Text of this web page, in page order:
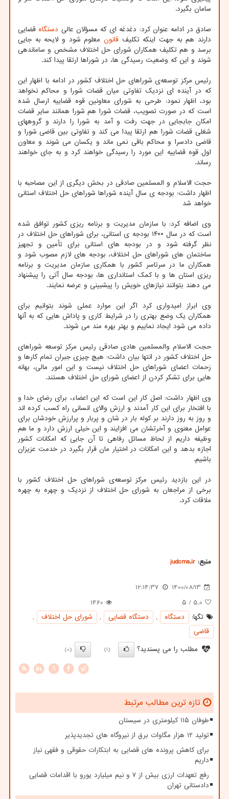
سامان بگیرد.
صادق در ادامه عنوان کرد: دغدغه ای که مسؤلان عالی دستگاه قضایی
دارند هم به جهت اینکه تکلیف قانون معلوم شود و لایحه به جایی
برسد و هم تکلیف همکاران شورای حل اختلاف مشخص و ساماندهی
شوند و این که وضعیت رسیدگی ها، در شوراها ارتقا پیدا کند.
رئیس مرکز توسعه‌ی شوراهای حل اختلاف کشور در ادامه با اظهار این
که در آینده ای نزدیک تفاوتی میان قضات شورا و محاکم نخواهد
بود، اظهار نمود: طرحی به شورای معاونین قوه قضاییه ارسال شده
است که در صورت تصویب، قضات شورا هم شورا همانند سایر قضات
امکان جابجایی در جهت رفت و آمد به شورا را دارند و گروههای
شغلی قضات شورا هم ارتقا پیدا می کند و تفاوتی بین قاضی شورا و
قاضی دادسرا و محاکم باقی نمی ماند و یکسان می شوند و معاون
اول قوه قضاییه این مورد را رسیدگی خواهند کرد و به جای خواهند
رساند.
حجت الاسلام و المسلمین صادقی در بخش دیگری از این مصاحبه با
اظهار داشت: بودجه ی سال آینده شوراها شوراهای حل اختلاف استانی
خواهد شد
وی اضافه کرد: با سازمان مدیریت و برنامه ریزی کشور توافق شده
است که در سال ۱۴۰۰ بودجه ی استانی، برای شوراهای حل اختلاف در
نظر گرفته شود و در بودجه های استانی برای تأمین و تجهیز
ساختمان های شوراهای حل اختلاف، بودجه های لازم مصوب شود و
همکاران ما در سرتاسر کشور با همکاری سازمان مدیریت و برنامه
ریزی استان ها و با کمک استانداری ها، بودجه سال آتی را پیشنهاد
می دهند بتوانند نیازهای خویش را پیشبینی و عرضه نمایند.
وی ابراز امیدواری کرد اگر این موارد عملی شوند بتوانیم برای
همکاران یک وضع بهتری را در شرایط کاری و پاداش هایی که به آنها
داده می شود ایجاد نماییم و بهتر بهره مند می شوند.
حجت الاسلام والمسلمین هادی صادقی رئیس مرکز توسعه شوراهای
حل اختلاف کشور در انتها بیان داشت: هیچ چیزی جبران تمام کارها و
زحمات اعضای شوراهای حل اختلاف نیست و این امور مالی، بهانه
هایی برای تشکر کردن از اعضای شورای حل اختلاف هستند.
وی اظهار داشت: اصل کار این است که این اعضاء، برای رضای خدا و
با افتخار برای این کار آمدند و ارزش والای انسانی راه کسب کرده اند
و روز به روز دارند بر کوله بار در شان و پربار و پرارزش خودشان برای
عوامل معنوی و آخرتشان می افزایند و این خیلی ارزش دارد و ما هم
وظیفه داریم از لحاظ مسائل رفاهی تا آن جایی که امکانات کشور
اجازه بدهد و این امکانات در اختیار مان قرار بگیرد در خدمت عزیزان
باشیم.
در این بازدید رئیس مرکز توسعه‌ی شوراهای حل اختلاف کشور با
برخی از مراجعان به شورای حل اختلاف از نزدیک و چهره به چهره
ملاقات کرد.
منبع: judcms.ir
1400/08/13
12:14:37
5.0 / ۵
1460
تگها:
دستگاه , دستگاه قضایی , شورای حل اختلاف
,
قاضی
مطلب را می پسندید؟
(1)
(0)
X
تازه ترین مطالب مرتبط
طوفان ۱۱۵ کیلومتری در سیستان
تولید ۱۲ هزار مگاوات برق از نیروگاه های تجدیدپذیر
برای کاهش پرونده های قضایی به ابتکارات حقوقی و فقهی نیاز
داریم
رفع تعهدات ارزی بیش از ۷ و نیم میلیارد یورو با اقدامات قضایی
دادستانی تهران